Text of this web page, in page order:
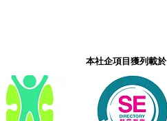
本社企項目獲列載於
本社企項目獲列載於